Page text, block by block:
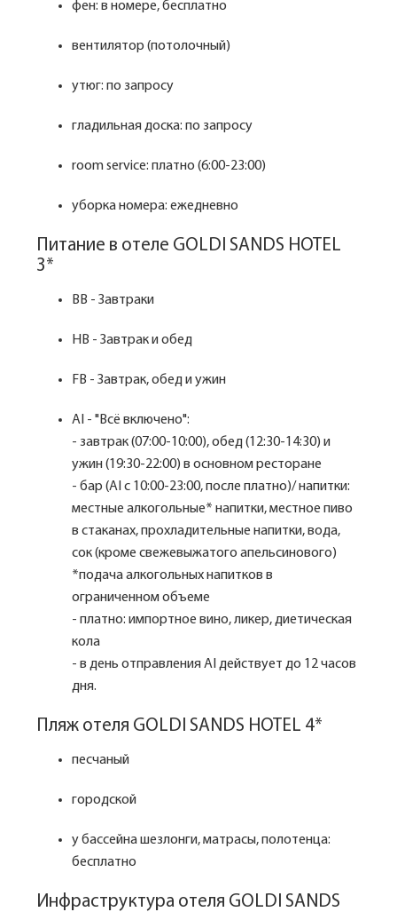
фен: в номере, бесплатно
вентилятор (потолочный)
утюг: по запросу
гладильная доска: по запросу
room service: платно (6:00-23:00)
уборка номера: ежедневно
Питание в отеле GOLDI SANDS HOTEL
3*
BB - Завтраки
HB - Завтрак и обед
FB - Завтрак, обед и ужин
AI - "Всё включено":
- завтрак (07:00-10:00), обед (12:30-14:30) и
ужин (19:30-22:00) в основном ресторане
- бар (AI c 10:00-23:00, после платно)/ напитки:
местные алкогольные* напитки, местное пиво
в стаканах, прохладительные напитки, вода,
сок (кроме свежевыжатого апельсинового)
*подача алкогольных напитков в
ограниченном объеме
- платно: импортное вино, ликер, диетическая
кола
- в день отправления AI действует до 12 часов
дня.
Пляж отеля GOLDI SANDS HOTEL 4*
песчаный
городской
у бассейна шезлонги, матрасы, полотенца:
бесплатно
Инфраструктура отеля GOLDI SANDS